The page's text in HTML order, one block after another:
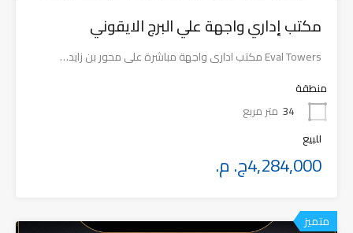
مكتب إداري واجهة علي البرج الايقوني
Eval Towers مكتب ادارى واجهة مباشرة على محور بن زايد…
منطقة
34 متر مربع
للبيع
4,284,000ج. م.
متميز